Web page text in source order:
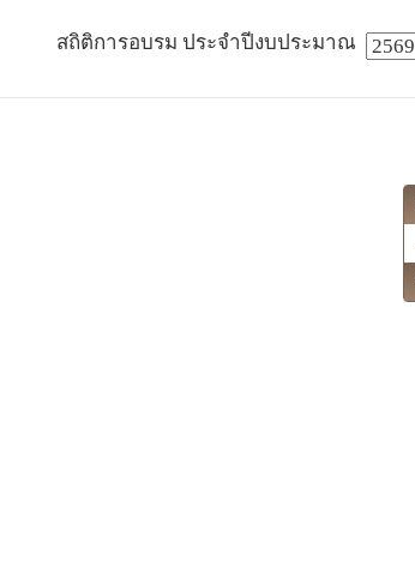
สถิติการอบรม ประจำปีงบประมาณ